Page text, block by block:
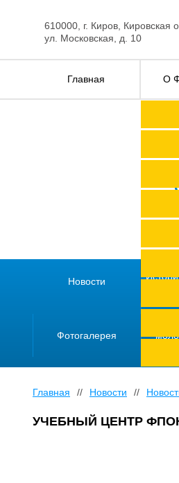
610000, г. Киров, Кировская
ул. Московская, д. 10
Главная О
Новости
Фотогалерея
Главная // Новости //
УЧЕБНЫЙ ЦЕНТР